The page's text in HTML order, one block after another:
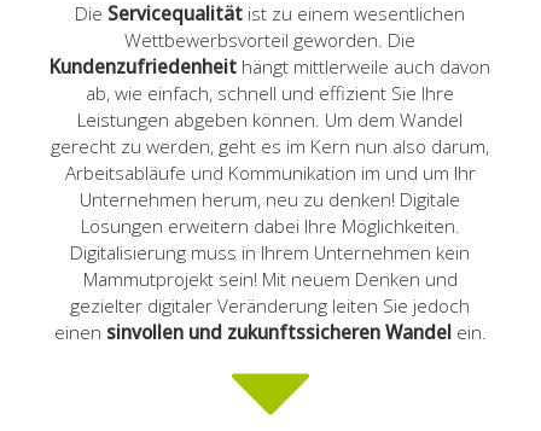
Die Servicequalität ist zu einem wesentlichen
Wettbewerbsvorteil geworden. Die
Kundenzufriedenheit hängt mittlerweile auch davon
ab, wie einfach, schnell und effizient Sie Ihre
Leistungen abgeben können. Um dem Wandel
gerecht zu werden, geht es im Kern nun also darum,
Arbeitsabläufe und Kommunikation im und um Ihr
Unternehmen herum, neu zu denken! Digitale
Lösungen erweitern dabei Ihre Möglichkeiten.
Digitalisierung muss in Ihrem Unternehmen kein
Mammutprojekt sein! Mit neuem Denken und
gezielter digitaler Veränderung leiten Sie jedoch
einen sinvollen und zukunftssicheren Wandel ein.